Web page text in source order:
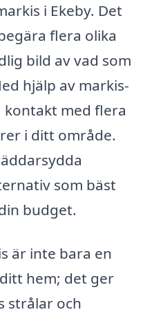
i Ekeby. Det
flera olika
bild av vad som
hjälp av markis-
kontakt med flera
i ditt område.
som bäst
budget.
är inte bara en
hem; det ger
strålar och